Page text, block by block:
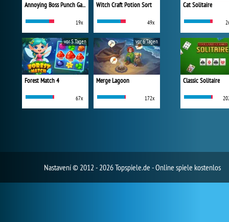
Annoying Boss Punch Game
19x
Witch Craft Potion Sort
49x
Forest Match 4
67x
vor 5 Tagen
Merge Lagoon
172x
vor 6 Tagen
Cat Solitaire
Classic Solitaire
Nastavení© 2012 - 2026 Topspiele.de - Online spiele kostenlos